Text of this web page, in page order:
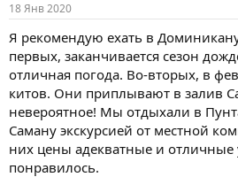
18 Янв 2020
Я рекомендую ехать в
первых, заканчивается сезон
отличная погода. Во-вторых, в
китов. Они приплывают в залив
невероятное! Мы отдыхали в
Саману экскурсией от местной
них цены адекватные и отличные
понравилось.